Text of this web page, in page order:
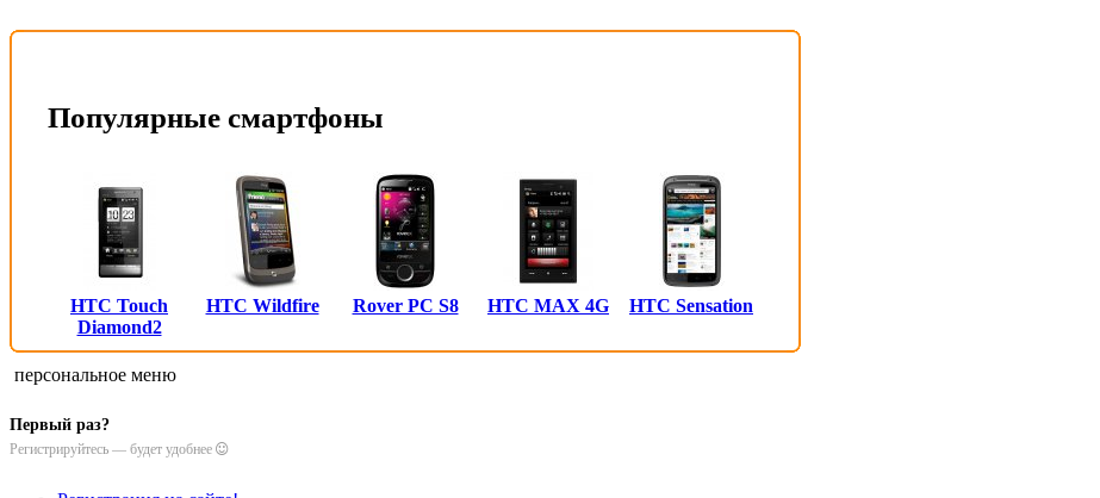
Популярные смартфоны
HTC Touch
Diamond2
HTC Wildfire Rover PC S8 HTC MAX 4G HTC Sensation
персональное меню
Первый раз?
Регистрируйтесь — будет удобнее